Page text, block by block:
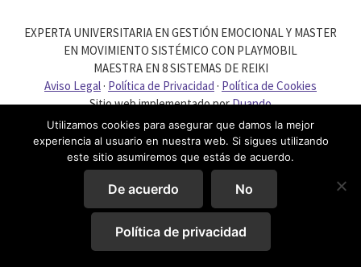
EXPERTA UNIVERSITARIA EN GESTIÓN EMOCIONAL Y MASTER
EN MOVIMIENTO SISTÉMICO CON PLAYMOBIL
MAESTRA EN 8 SISTEMAS DE REIKI
Aviso Legal · Política de Privacidad · Política de Cookies
Sitio web implementado porDuando
Utilizamos cookies para asegurar que damos la mejor
experiencia al usuario en nuestra web. Si sigues utilizando
este sitio asumiremos que estás de acuerdo.
De acuerdo No
Política de privacidad